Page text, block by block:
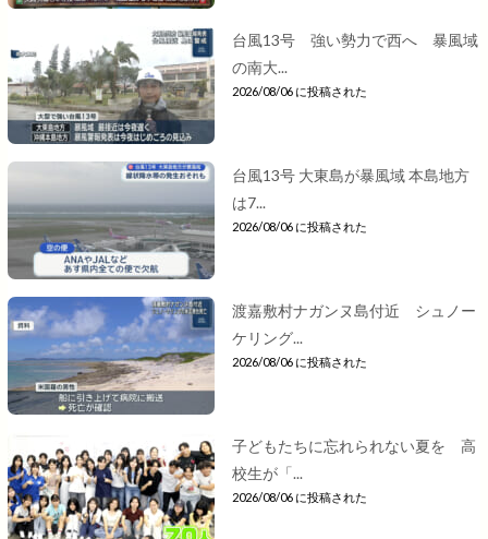
台風13号 強い勢力で西へ 暴風域
の南大...
2026/08/06 に投稿された
台風13号 大東島が暴風域 本島地方
は7...
2026/08/06 に投稿された
渡嘉敷村ナガンヌ島付近 シュノー
ケリング...
2026/08/06 に投稿された
子どもたちに忘れられない夏を 高
校生が「...
2026/08/06 に投稿された